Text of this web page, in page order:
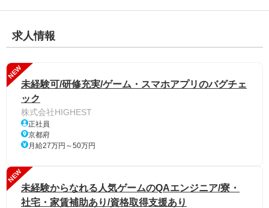
求人情報
NEW
未経験可/研修充実/ゲーム・スマホアプリのバグチェ
ック
株式会社HIGHEST
正社員
京都府
月給27万円～50万円
NEW
未経験からなれる人気ゲームのQAエンジニア/寮・
社宅・家賃補助あり/資格取得支援あり